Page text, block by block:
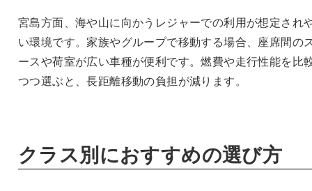
宮島方面、海や山に向かうレジャーでの利用が想定され
い環境です。家族やグループで移動する場合、座席間の
ースや荷室が広い車種が便利です。燃費や走行性能を比
つつ選ぶと、長距離移動の負担が減ります。
クラス別におすすめの選び方